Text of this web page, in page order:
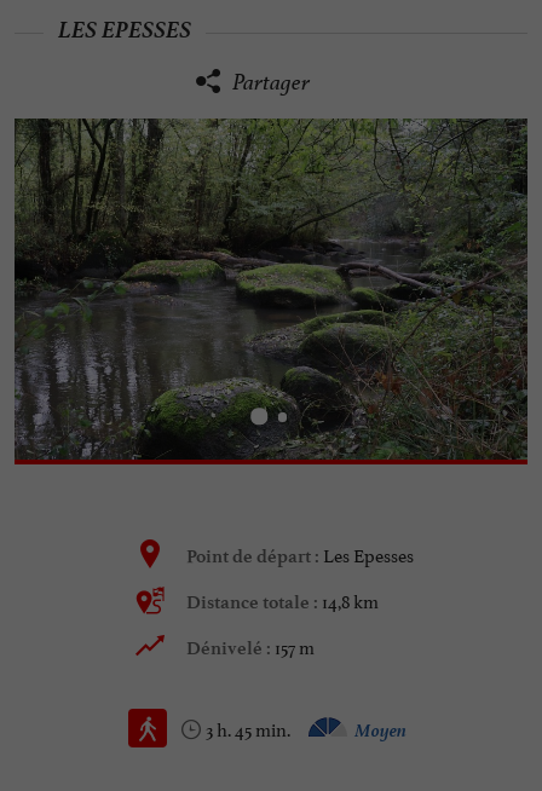
LES EPESSES
Partager
Point de départ : Les Epesses
Distance totale : 14,8 km
Dénivelé : 157 m
3 h. 45 min. Moyen